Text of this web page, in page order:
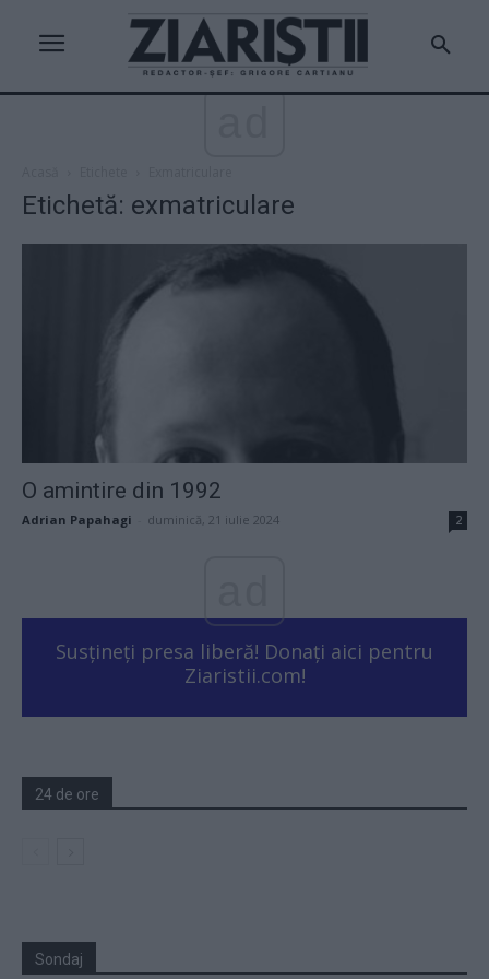
Etichetă: exmatriculare
O amintire din 1992
Adrian Papahagi duminică, 21 iulie 2024 2
Susțineți presa liberă! Donați aici pentru
Ziaristii.com!
24 de ore
Sondaj